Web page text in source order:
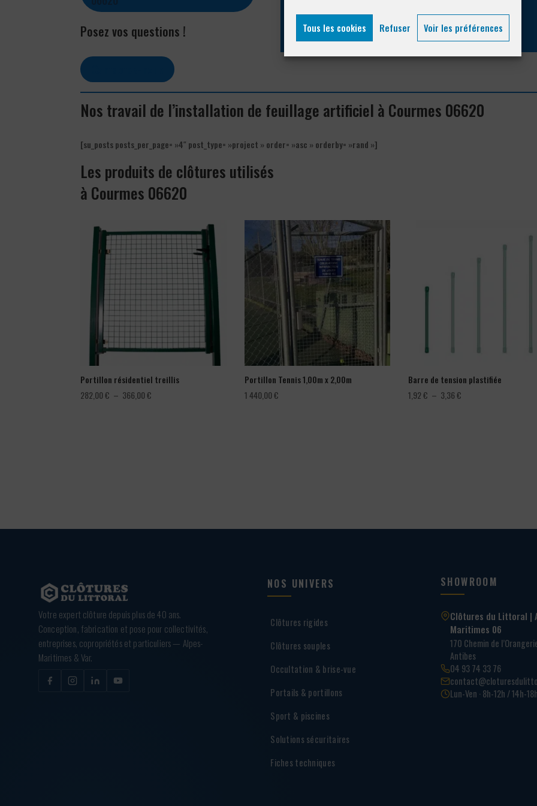
Tous les cookies Refuser Voir les préférences
Posez vos questions !
04 93 74 33 76
Nos travail de l’installation de feuillage artificiel à Courmes 06620
[su_posts posts_per_page= »4″ post_type= »project » order= »asc » orderby= »rand »]
Les produits de clôtures utilisés
à Courmes 06620
Portillon résidentiel treillis
282,00€ – 366,00€
Portillon Tennis 1,00m x 2,00m
1 440,00€
Barre de tension plastifiée
1,92€ – 3,36€
Votre expert clôture depuis plus de 40 ans.
Conception, fabrication et pose pour collectivités,
entreprises, copropriétés et particuliers — Alpes-
Maritimes & Var.
NOS UNIVERS
Clôtures rigides
Clôtures souples
Occultation & brise-vue
Portails & portillons
Sport & piscines
Solutions sécuritaires
Fiches techniques
SHOWROOM
Clôtures du Littoral |
Maritimes 06
170 Chemin de
Antibes
04 93 74 33 76
Lun-Ven · 8h-12h / 14h-